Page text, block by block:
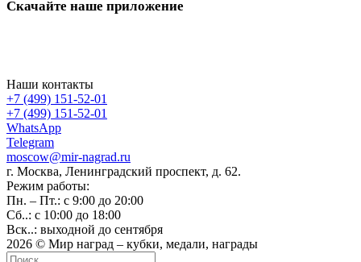
Скачайте наше приложение
Наши контакты
+7 (499) 151-52-01
+7 (499) 151-52-01
WhatsApp
Telegram
moscow@mir-nagrad.ru
г. Москва, Ленинградский проспект, д. 62.
Режим работы:
Пн. – Пт.: с 9:00 до 20:00
Сб..: с 10:00 до 18:00
Вск..: выходной до сентября
2026 © Мир наград – кубки, медали, награды